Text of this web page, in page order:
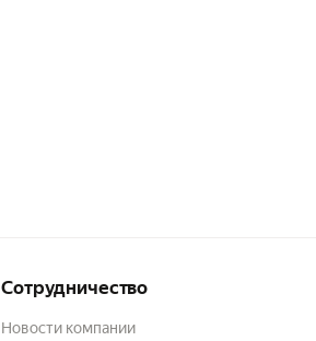
Сотрудничество
Новости компании